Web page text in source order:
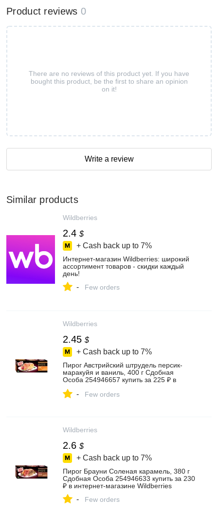
Product reviews 0
There are no reviews of this product yet. If you have
bought this product, be the first to share an opinion
on it!
Write a review
Similar products
Wildberries
2.4 $
+ Cash back up to 7%
Интернет‑магазин Wildberries: широкий
ассортимент товаров - скидки каждый
день!
- Few orders
Wildberries
2.45 $
+ Cash back up to 7%
Пирог Австрийский штрудель персик-
маракуйя и ваниль, 400 г Сдобная
Особа 254946657 купить за 225 ₽ в
- Few orders
Wildberries
2.6 $
+ Cash back up to 7%
Пирог Брауни Соленая карамель, 380 г
Сдобная Особа 254946633 купить за 230
₽ в интернет‑магазине Wildberries
- Few orders